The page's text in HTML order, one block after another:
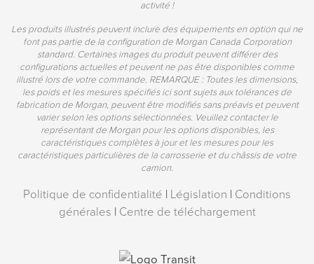
activité !
Les produits illustrés peuvent inclure des équipements en option qui ne
font pas partie de la configuration de Morgan Canada Corporation
standard. Certaines images du produit peuvent différer des
configurations actuelles et peuvent ne pas être disponibles comme
illustré lors de votre commande. REMARQUE : Toutes les dimensions,
les poids et les mesures spécifiés ici sont sujets aux tolérances de
fabrication de Morgan, peuvent être modifiés sans préavis et peuvent
varier selon les options sélectionnées. Veuillez contacter le
représentant de Morgan pour les options disponibles, les
caractéristiques complètes à jour et les mesures pour les
caractéristiques particulières de la carrosserie et du châssis de votre
camion.
Politique de confidentialité | Législation | Conditions
générales | Centre de téléchargement